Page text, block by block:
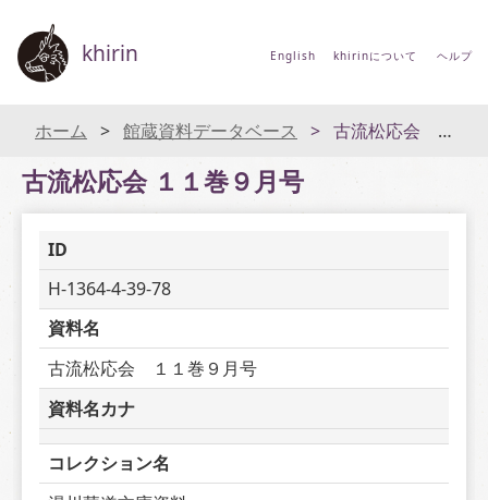
khirin English khirinについて ヘルプ
ホーム 館蔵資料データベース 古流松応会 １１巻９月号
古流松応会 １１巻９月号
ID
H-1364-4-39-78
資料名
古流松応会　１１巻９月号
資料名カナ
コレクション名